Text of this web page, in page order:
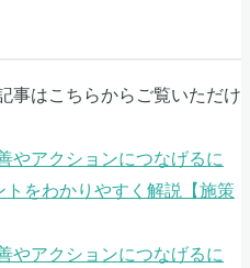
事はこちらからご覧いただけ
やアクションにつなげるに
をわかりやすく解説【施策
やアクションにつなげるに